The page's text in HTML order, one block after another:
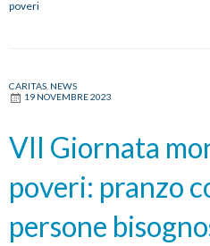
poveri
CARITAS NEWS
19 NOVEMBRE 2023
VII Giornata
poveri: pranzo
persone